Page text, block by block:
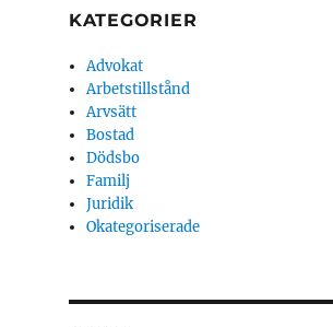
KATEGORIER
Advokat
Arbetstillstånd
Arvsätt
Bostad
Dödsbo
Familj
Juridik
Okategoriserade